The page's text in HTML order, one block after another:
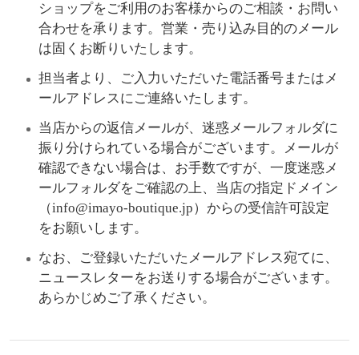
ショップをご利用のお客様からのご相談・お問い
合わせを承ります。営業・売り込み目的のメール
は固くお断りいたします。
担当者より、ご入力いただいた電話番号またはメ
ールアドレスにご連絡いたします。
当店からの返信メールが、迷惑メールフォルダに
振り分けられている場合がございます。メールが
確認できない場合は、お手数ですが、一度迷惑メ
ールフォルダをご確認の上、当店の指定ドメイン
（info@imayo-boutique.jp）からの受信許可設定
をお願いします。
なお、ご登録いただいたメールアドレス宛てに、
ニュースレターをお送りする場合がございます。
あらかじめご了承ください。